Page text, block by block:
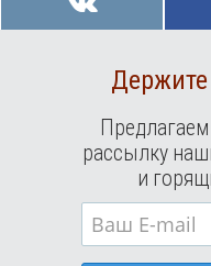
Держите
рассылку
и